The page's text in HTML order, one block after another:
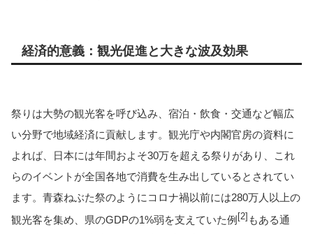
経済的意義：観光促進と大きな波及効果
祭りは大勢の観光客を呼び込み、宿泊・飲食・交通など幅広
い分野で地域経済に貢献します。観光庁や内閣官房の資料に
よれば、日本には年間およそ30万を超える祭りがあり、これ
らのイベントが全国各地で消費を生み出しているとされてい
ます。青森ねぶた祭のようにコロナ禍以前には280万人以上の
観光客を集め、県のGDPの1%弱を支えていた例 [2] もある通